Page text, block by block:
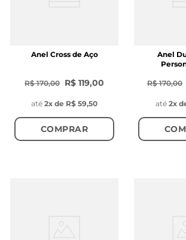
Anel Cross de Aço
R$ 170,00 R$ 119,00
até 2x de R$ 59,50
COMPRAR
Anel
R$ 170,00
até 2x